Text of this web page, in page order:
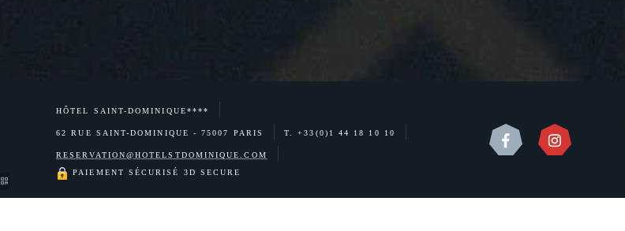
HÔTEL SAINT-DOMINIQUE****
62 RUE SAINT-DOMINIQUE - 75007 PARIS T. +33(0)1 44 18 10 10
RESERVATION@HOTELSTDOMINIQUE.COM
PAIEMENT SÉCURISÉ 3D SECURE
NOTRE ÉQUIPE
VOTRE SÉCURITÉ
NOS CHAMBRES